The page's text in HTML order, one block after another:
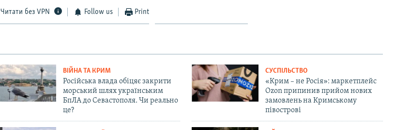
Читати без VPN Follow us Print
ВІЙНА ТА КРИМ
Російська влада обіцяє закрити
морський шлях українським
БпЛА до Севастополя. Чи реально
це?
СУСПІЛЬСТВО
«Крим – не Росія»: маркетплейс
Ozon припинив прийом нових
замовлень на Кримському
півострові